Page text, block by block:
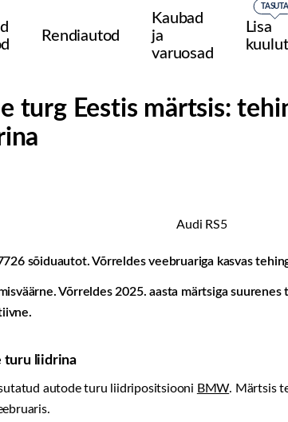
Rendiautod
Kaubad
ja
varuosad
Lisa
TASUTA
turg Eestis märtsis:
Audi RS5
sõiduautot. Võrreldes veebruariga kasvas
Võrreldes 2025. aasta märtsiga
turu liidrina
autode turu liidripositsiooni BMW. Märtsis